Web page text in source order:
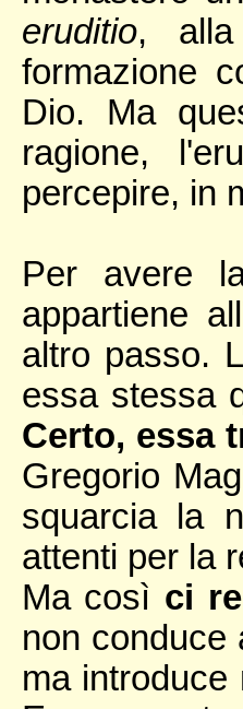
eruditio, alla
formazione
Dio. Ma
ragione,
percepire, in
Per avere
appartiene
altro passo.
essa stessa
Certo, essa
Gregorio
squarcia la
attenti per la
Ma così ci
non conduce
ma introduce